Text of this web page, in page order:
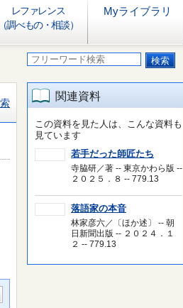
レファレンス
調べもの・相談）
Myライブラリ
関連資料
この資料を見た人は、こんな資料も
見ています
若手だった師匠たち
寺脇研／著 -- 東京かわら版 --
２０２５．８ -- 779.13
落語家の本音
林家彦六／〔ほか述〕 -- 朝
日新聞出版 -- ２０２４．１
２ -- 779.13